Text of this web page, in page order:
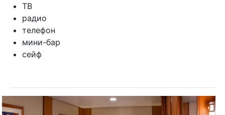
ТВ
радио
телефон
мини-бар
сейф